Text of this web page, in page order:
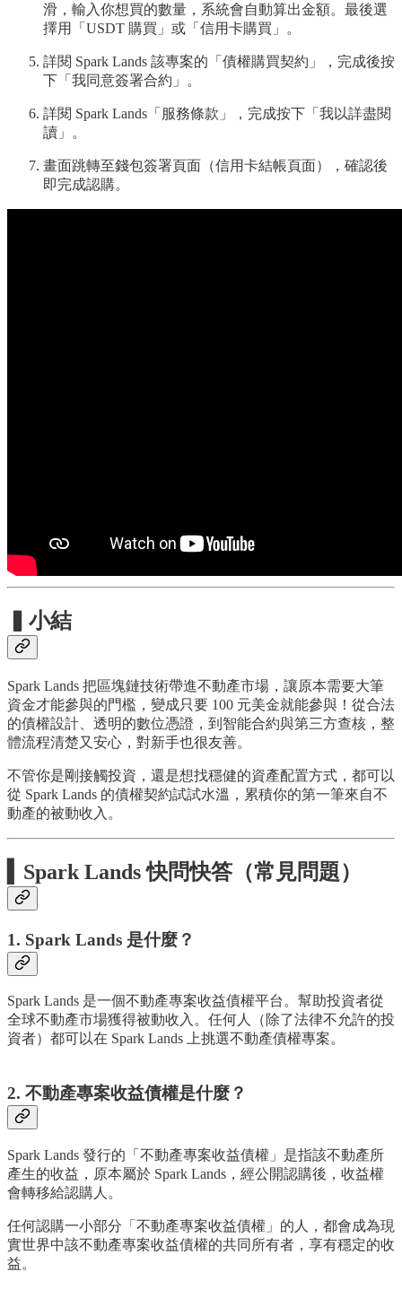
滑，輸入你想買的數量，系統會自動算出金額。最後選
擇用「USDT 購買」或「信用卡購買」。
詳閱 Spark Lands 該專案的「債權購買契約」，完成後按
下「我同意簽署合約」。
詳閱 Spark Lands「服務條款」，完成按下「我以詳盡閱
讀」。
畫面跳轉至錢包簽署頁面（信用卡結帳頁面），確認後
即完成認購。
小結
Spark Lands 把區塊鏈技術帶進不動產市場，讓原本需要大筆
資金才能參與的門檻，變成只要 100 元美金就能參與！從合法
的債權設計、透明的數位憑證，到智能合約與第三方查核，整
體流程清楚又安心，對新手也很友善。
不管你是剛接觸投資，還是想找穩健的資產配置方式，都可以
從 Spark Lands 的債權契約試試水溫，累積你的第一筆來自不
動產的被動收入。
Spark Lands 快問快答（常見問題）
1. Spark Lands 是什麼？
Spark Lands 是一個不動產專案收益債權平台。幫助投資者從
全球不動產市場獲得被動收入。任何人（除了法律不允許的投
資者）都可以在 Spark Lands 上挑選不動產債權專案。
2. 不動產專案收益債權是什麼？
Spark Lands 發行的「不動產專案收益債權」是指該不動產所
產生的收益，原本屬於 Spark Lands，經公開認購後，收益權
會轉移給認購人。
任何認購一小部分「不動產專案收益債權」的人，都會成為現
實世界中該不動產專案收益債權的共同所有者，享有穩定的收
益。